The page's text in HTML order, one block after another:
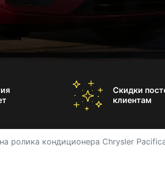
Скидки
клиентам
ролика кондиционера Chrysler